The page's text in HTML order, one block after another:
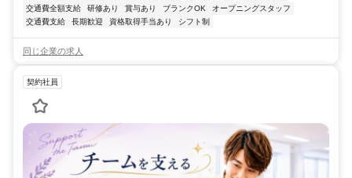
交通費全額支給
研修あり 賞与あり ブランクOK
オープニングスタッフ
交通費支給
長期歓迎 資格取得手当あり シフト制
同じ企業の求人
契約社員